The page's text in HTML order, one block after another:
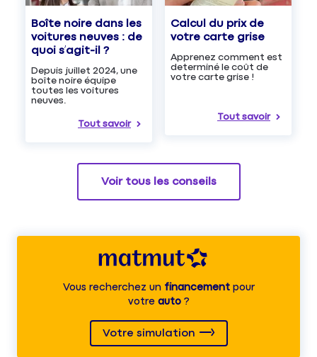
Boîte noire dans les
voitures neuves : de
quoi s’agit-il ?
Depuis juillet 2024, une
boîte noire équipe
toutes les voitures
neuves.
Tout savoir
Calcul du prix de
votre carte grise
Apprenez comment est
determiné le coût de
votre carte grise !
Tout savoir
Voir tous les conseils
Vous recherchez unfinancementpour
votre auto?
Votre simulation